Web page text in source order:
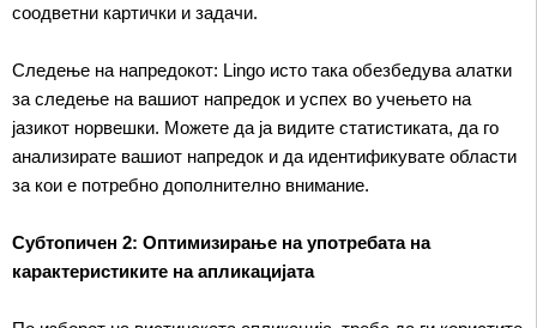
соодветни картички и задачи.
Следење на напредокот: Lingo исто така обезбедува алатки
за следење на вашиот напредок и успех во учењето на
јазикот норвешки. Можете да ја видите статистиката, да го
анализирате вашиот напредок и да идентификувате области
за кои е потребно дополнително внимание.
Субтопичен 2: Оптимизирање на употребата на
карактеристиките на апликацијата